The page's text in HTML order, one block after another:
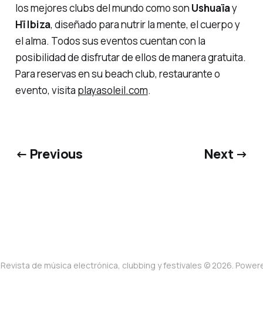
los mejores clubs del mundo como son Ushuaïay
Hï Ibiza, diseñado para nutrir la mente, el cuerpo y
el alma. Todos sus eventos cuentan con la
posibilidad de disfrutar de ellos de manera gratuita.
Para reservas en su beach club, restaurante o
evento, visita playasoleil.com.
← Previous Next →
de música electrónica, clubbing y festivales © 2026.